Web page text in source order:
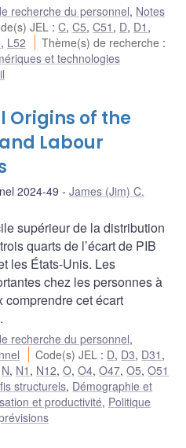
recherche du personnel, Notes
JEL :C,C5,C51 , D, D1 ,
, L52 Thème(s) de recherche :
et technologies
Origins of the
Labour
2024-49
James (Jim) C.
supérieur de la distribution
quarts de l’écart de PIB
les États-Unis. Les
chez les personnes à
comprendre cet écart
recherche du personnel,
Code(s) JEL : D, D3, D31 ,
N, N1 , N12, O, O4, O47, O5, O51
structurels, Démographie et
et productivité, Politique